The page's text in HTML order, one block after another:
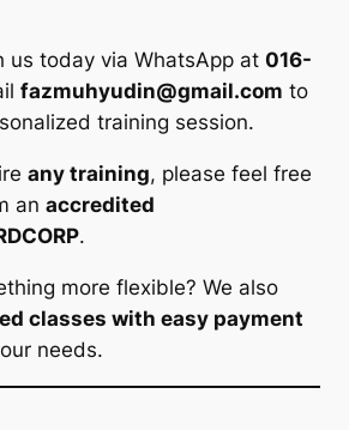
us today via WhatsApp at 016-
fazmuhyudin@gmail.com to
training session.
any training, please feel free
an accredited
.
more flexible? We also
classes with easy payment
needs.